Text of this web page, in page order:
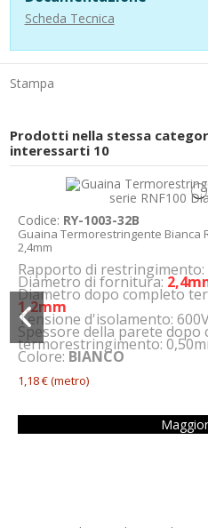
Scheda Tecnica
Stampa
Prodotti nella stessa
interessarti 10
Codice: RY-1003-32B
Guaina Termorestringente Bianca
2,4mm
Rapporto di restringimento:
Diametro di fornitura:
Diametro dopo completo
1,2mm
Tensione d'isolamento:
Spessore della parete dopo
termorestringimento:
Colore: BIANCO
1,18 €(metro)